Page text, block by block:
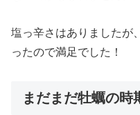
塩っ辛さはありましたが
ったので満足でした！
まだまだ牡蠣の時